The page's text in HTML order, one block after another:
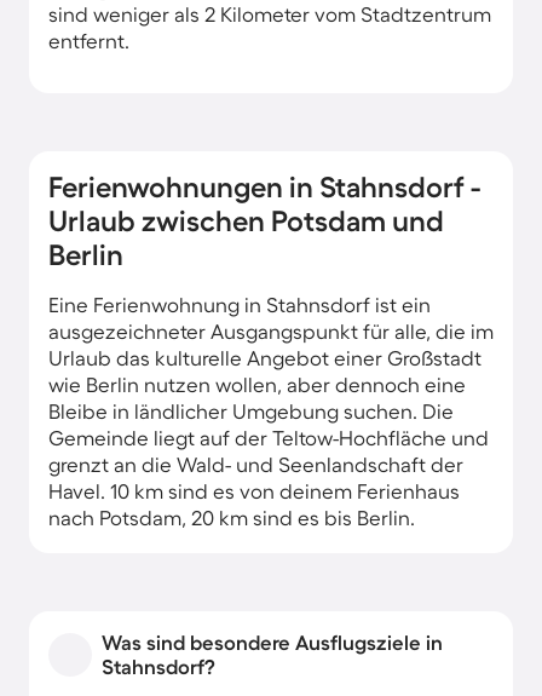
sind weniger als 2 Kilometer vom Stadtzentrum
entfernt.
Ferienwohnungen in Stahnsdorf -
Urlaub zwischen Potsdam und
Berlin
Eine Ferienwohnung in Stahnsdorf ist ein
ausgezeichneter Ausgangspunkt für alle, die im
Urlaub das kulturelle Angebot einer Großstadt
wie Berlin nutzen wollen, aber dennoch eine
Bleibe in ländlicher Umgebung suchen. Die
Gemeinde liegt auf der Teltow-Hochfläche und
grenzt an die Wald- und Seenlandschaft der
Havel. 10 km sind es von deinem Ferienhaus
nach Potsdam, 20 km sind es bis Berlin.
Hauptstadt auch die außergewöhnlichen
Kulturdenkmäler von Potsdam zu besuchen.
Was sind besondere Ausflugsziele in
Stahnsdorf?